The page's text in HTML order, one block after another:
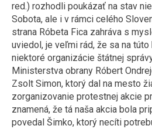
red.) rozhodli poukázať na stav
Sobota, ale i v rámci celého
strana Róbeta Fica zahráva s
uviedol, je veľmi rád, že sa na
niektoré organizácie štátnej
Ministerstva obrany Róbert
Zsolt Simon, ktorý dal na mesto
zorganizovanie protestnej akcie
znamená, že tá naša akcia bola
povedal Šimko, ktorý necíti